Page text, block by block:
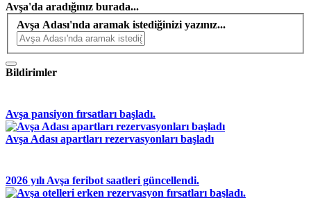
Avşa'da aradığınız burada...
Avşa Adası'nda aramak istediğinizi yazınız...
Bildirimler
Avşa pansiyon fırsatları başladı.
Avşa Adası apartları rezervasyonları başladı
2026 yılı Avşa feribot saatleri güncellendi.